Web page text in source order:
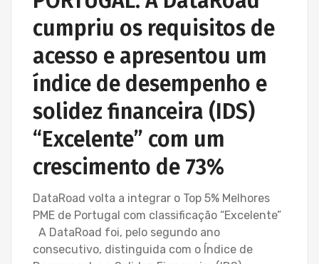
cumpriu os requisitos de
acesso e apresentou um
índice de desempenho e
solidez financeira (IDS)
“Excelente” com um
crescimento de 73%
DataRoad volta a integrar o Top 5% Melhores
PME de Portugal com classificação “Excelente”
A DataRoad foi, pelo segundo ano
consecutivo, distinguida com o Índice de